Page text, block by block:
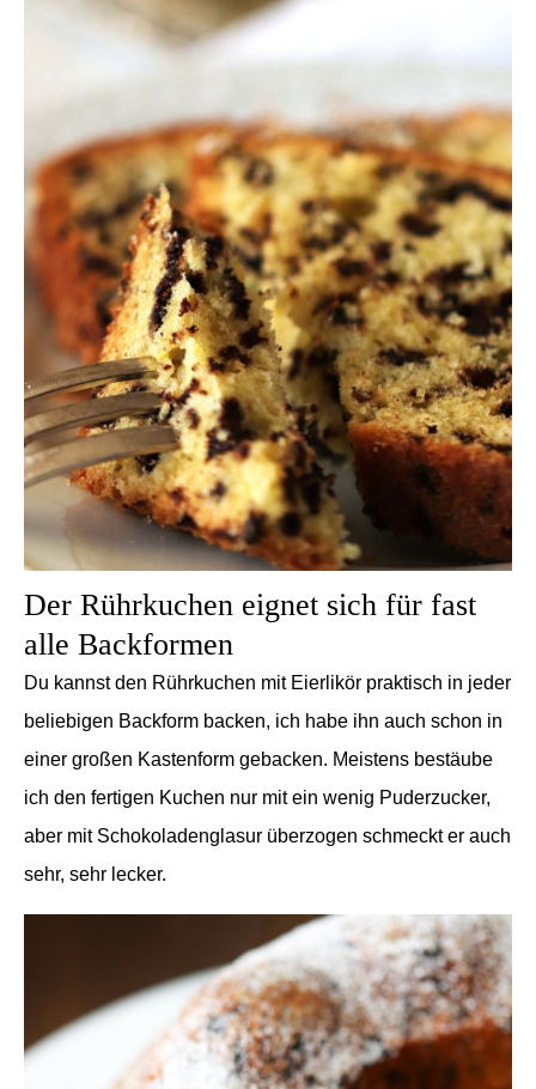
Der Rührkuchen eignet sich für fast
alle Backformen
Du kannst den Rührkuchen mit Eierlikör praktisch in jeder
beliebigen Backform backen, ich habe ihn auch schon in
einer großen Kastenform gebacken. Meistens bestäube
ich den fertigen Kuchen nur mit ein wenig Puderzucker,
aber mit Schokoladenglasur überzogen schmeckt er auch
sehr, sehr lecker.